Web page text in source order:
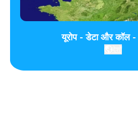
यूरोप - डेटा और कॉल